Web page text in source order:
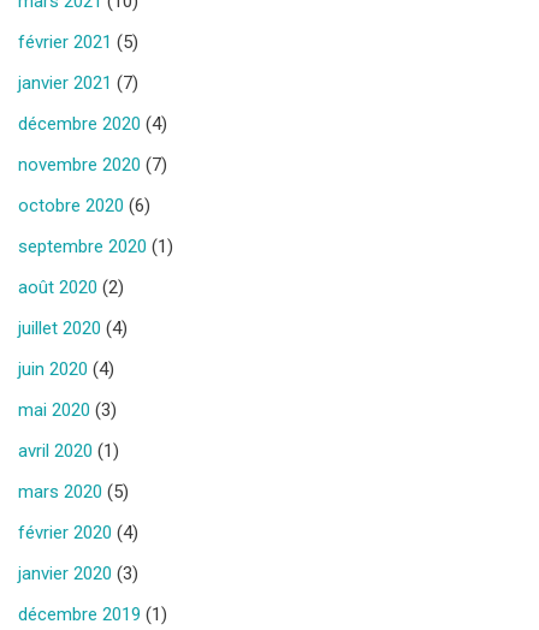
février 2021 (5)
janvier 2021 (7)
décembre 2020 (4)
novembre 2020 (7)
octobre 2020 (6)
septembre 2020 (1)
août 2020 (2)
juillet 2020 (4)
juin 2020 (4)
mai 2020 (3)
avril 2020 (1)
mars 2020 (5)
février 2020 (4)
janvier 2020 (3)
décembre 2019 (1)